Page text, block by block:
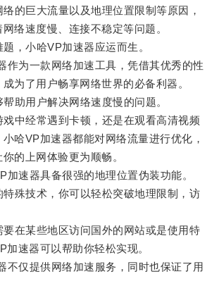
巨大流量以及地理位置限制等原因，
络速度慢、连接不稳定等问题。
小哈VP加速器应运而生。
为一款网络加速工具，凭借其优秀的性
为了用户畅享网络世界的必备利器。
用户解决网络速度慢的问题。
经常遇到卡顿，还是在观看高清视频
哈VP加速器都能对网络流量进行优化，
的上网体验更为顺畅。
速器具备很强的地理位置伪装功能。
技术，你可以轻松突破地理限制，访
某些地区访问国外的网站或是使用特
加速器可以帮助你轻松实现。
仅提供网络加速服务，同时也保证了用